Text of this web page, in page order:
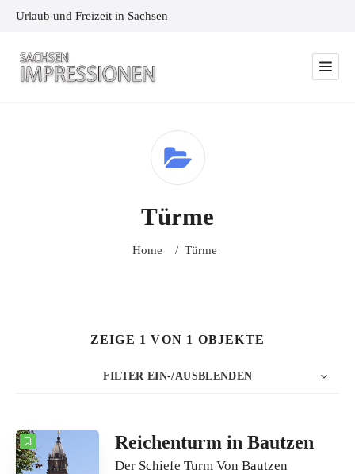
Urlaub und Freizeit in Sachsen
Türme
Home / Türme
ZEIGE 1 VON 1 OBJEKTE
FILTER EIN-/AUSBLENDEN
ANZAHL
REIHENFOLGE
Reichenturm in Bautzen
Der Schiefe Turm Von Bautzen